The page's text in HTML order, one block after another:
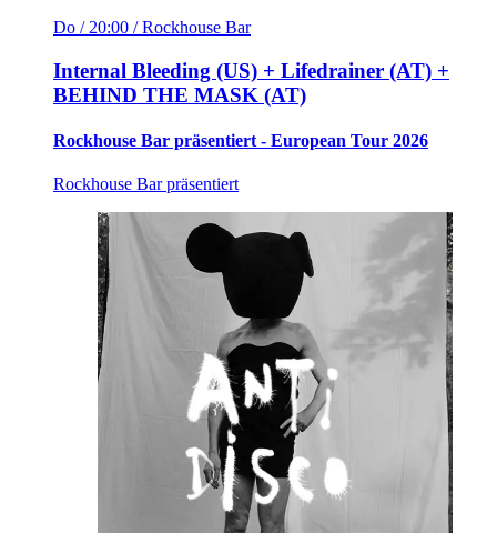
Do / 20:00 / Rockhouse Bar
Internal Bleeding (US) + Lifedrainer (AT) +
BEHIND THE MASK (AT)
Rockhouse Bar präsentiert - European Tour 2026
Rockhouse Bar präsentiert